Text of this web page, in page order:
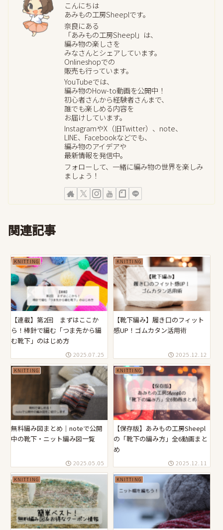
こんにちは
あみもの工房Sheeplです。
奈良にある
「あみもの工房Sheepl」は、
編み物の楽しさを
みなさんとシェアしています。
Onlineshopでの
販売も行っています。
YouTubeでは、
編み物のHow-to動画を公開中！
初心者さんから経験者さんまで、
誰でも楽しめる内容を
お届けしています。
InstagramやX（旧Twitter）、note、
LINE、Facebookなどでも、
編み物のアイデアや
最新情報を発信中。
フォローして、一緒に編み物の世界を楽しみ
ましょう！
関連記事
KNITTING
【連載】第2回 まずはここか
ら！棒針で編む「つま先から編
む靴下」のはじめ方
2025.07.25
KNITTING
【靴下編み】履き口のフィット
感UP！ゴムカタン活用術
2025.12.12
KNITTING
無料編み図まとめ｜noteで公開
中の靴下・ニット編み図一覧
2025.05.05
KNITTING
【保存版】あみもの工房Sheepl
の「靴下の編み方」全6動画まと
め
2025.12.11
KNITTING KNITTING